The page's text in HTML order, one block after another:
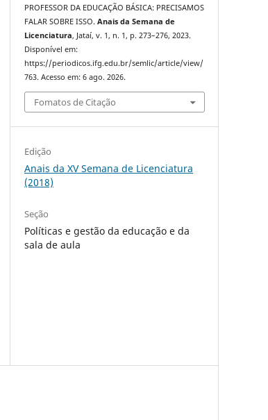
PROFESSOR DA EDUCAÇÃO BÁSICA: PRECISAMOS
FALAR SOBRE ISSO.Anais da Semana de
Licenciatura, Jataí, v. 1, n. 1, p. 273–276, 2023.
Disponível em:
https://periodicos.ifg.edu.br/semlic/article/view/
763. Acesso em: 6 ago. 2026.
Fomatos de Citação
Edição
Anais da XV Semana de Licenciatura
(2018)
Seção
Políticas e gestão da educação e da
sala de aula